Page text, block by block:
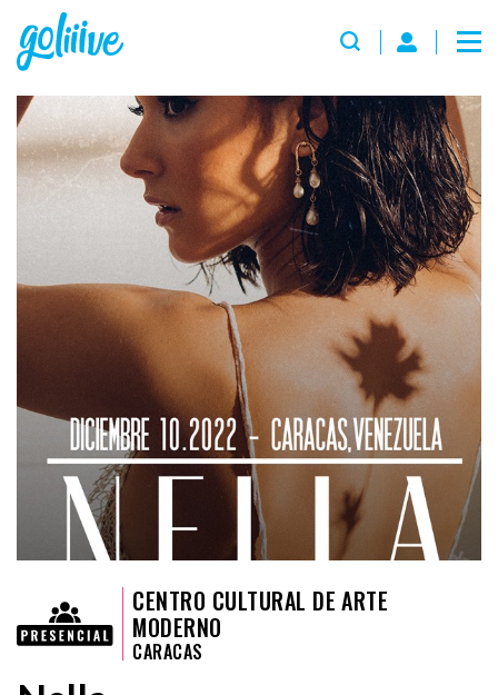
CENTRO CULTURAL DE ARTE
MODERNO
CARACAS